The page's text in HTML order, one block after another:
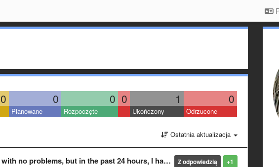
0 0 0 0 1 0
Planowane Rozpoczęte Ukończony Odrzucone
Ostatnia aktualizacja
+1
Z odpowiedzią
in the past 24 hours, I have been unable to see any of the images.